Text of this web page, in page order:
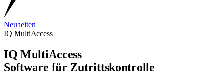
Neuheiten
IQ MultiAccess
IQ MultiAccess
Software für Zutrittskontrolle